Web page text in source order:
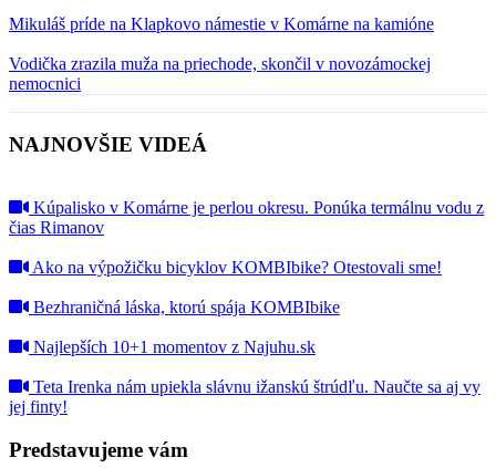
Mikuláš príde na Klapkovo námestie v Komárne na kamióne
Vodička zrazila muža na priechode, skončil v novozámockej
nemocnici
NAJNOVŠIE VIDEÁ
Kúpalisko v Komárne je perlou okresu. Ponúka termálnu vodu z
čias Rimanov
Ako na výpožičku bicyklov KOMBIbike? Otestovali sme!
Bezhraničná láska, ktorú spája KOMBIbike
Najlepších 10+1 momentov z Najuhu.sk
Teta Irenka nám upiekla slávnu ižanskú štrúdľu. Naučte sa aj vy
jej finty!
Predstavujeme vám